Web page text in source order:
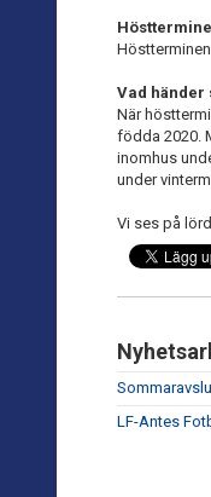
Vad händer
När
födda 2020.
inomhus
under
Vi ses på
LF-Antes